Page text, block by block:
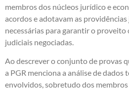
membros dos núcleos jurídico e
acordos e adotavam as
necessárias para garantir o proveito
judiciais negociadas.
Ao descrever o conjunto de provas
a PGR menciona a análise de dados
envolvidos, sobretudo dos